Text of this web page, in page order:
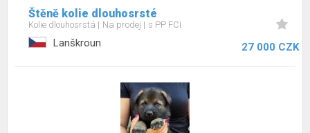
Štěně kolie dlouhosrsté
Kolie dlouhosrstá Na prodej s PP FCI
Lanškroun 27 000 CZK